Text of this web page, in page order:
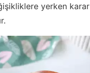
yerken